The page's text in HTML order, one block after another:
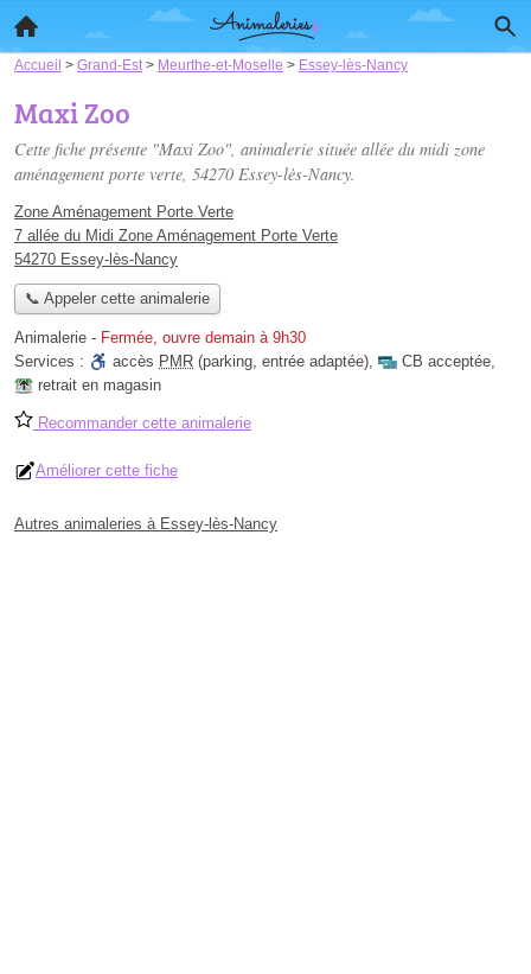
Accueil > Grand-Est > Meurthe-et-Moselle > Essey-lès-Nancy
Maxi Zoo
Cette fiche présente "Maxi Zoo", animalerie située allée du midi zone
aménagement porte verte, 54270 Essey-lès-Nancy.
Zone Aménagement Porte Verte
7 allée du Midi Zone Aménagement Porte Verte
54270 Essey-lès-Nancy
📞 Appeler cette animalerie
Animalerie - Fermée, ouvre demain à 9h30
Services :
accès PMR (parking, entrée adaptée), CB acceptée,
retrait en magasin
Recommander cette animalerie
Améliorer cette fiche
Autres animaleries à Essey-lès-Nancy